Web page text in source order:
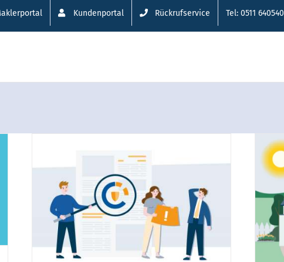
Kundenportal Rückrufservice Tel: 0511 640540
Photovoltaikschutz
allsafe solar startet mit
neuer Tarifgeneration!